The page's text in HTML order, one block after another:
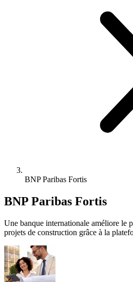
BNP Paribas Fortis
BNP Paribas Fortis
Une banque internationale améliore le
projets de construction grâce à la